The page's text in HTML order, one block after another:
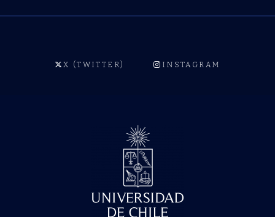
X (TWITTER) INSTAGRAM